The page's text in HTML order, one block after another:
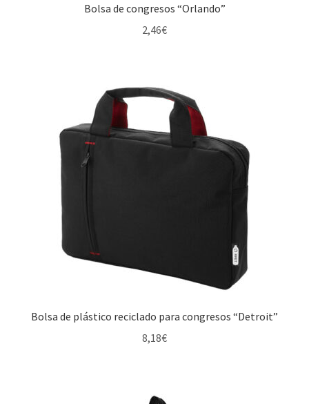
Bolsa de congresos “Orlando”
2,46€
Bolsa de plástico reciclado para congresos “Detroit”
8,18€